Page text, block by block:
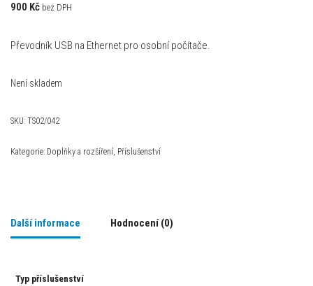
900 Kč bez DPH
Převodník USB na Ethernet pro osobní počítače.
Není skladem
SKU: TS02/042
Kategorie: Doplňky a rozšíření, Příslušenství
Další informace Hodnocení (0)
Typ příslušenství